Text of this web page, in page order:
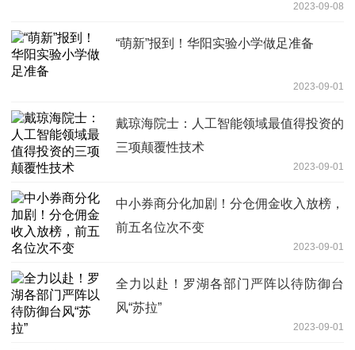
2023-09-08
“萌新”报到！华阳实验小学做足准备
2023-09-01
戴琼海院士：人工智能领域最值得投资的
三项颠覆性技术
2023-09-01
中小券商分化加剧！分仓佣金收入放榜，
前五名位次不变
2023-09-01
全力以赴！罗湖各部门严阵以待防御台
风“苏拉”
2023-09-01